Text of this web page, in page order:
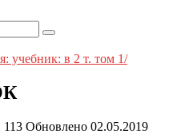
учебник: в 2 т. том 1/
113 Обновлено 02.05.2019